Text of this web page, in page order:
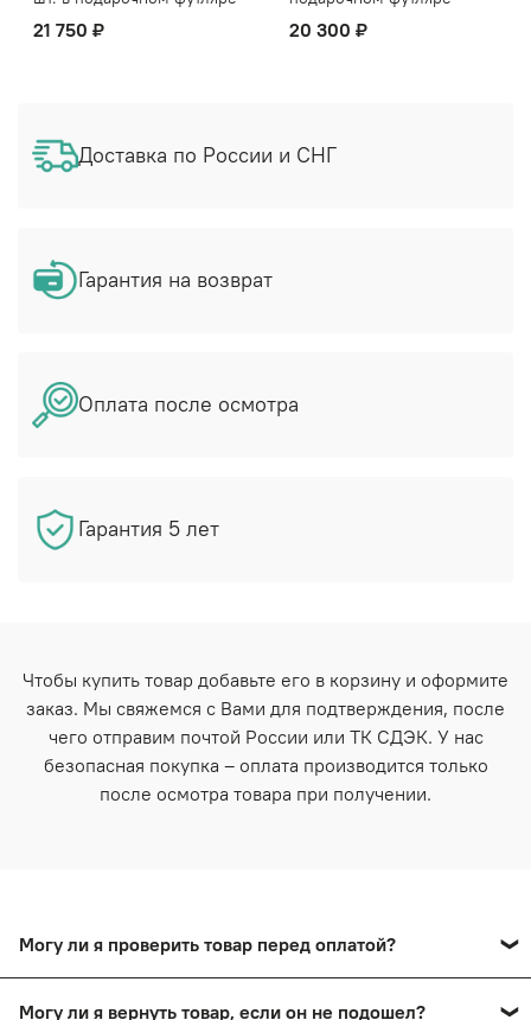
21 750 ₽ 20 300 ₽
Доставка по России и СНГ
Гарантия на возврат
Оплата после осмотра
Гарантия 5 лет
Чтобы купить товар добавьте его в корзину и оформите
заказ. Мы свяжемся с Вами для подтверждения, после
чего отправим почтой России или ТК СДЭК. У нас
безопасная покупка – оплата производится только
после осмотра товара при получении.
Могу ли я проверить товар перед оплатой?
Могу ли я вернуть товар, если он не подошел?